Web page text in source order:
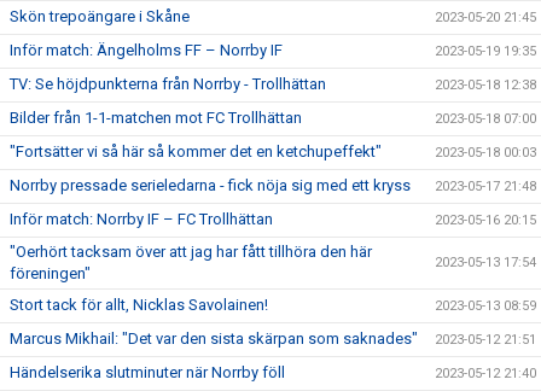
Skön trepoängare i Skåne 2023-05-20 21:45
Inför match: Ängelholms FF – Norrby IF 2023-05-19 19:35
TV: Se höjdpunkterna från Norrby - Trollhättan 2023-05-18 12:38
Bilder från 1-1-matchen mot FC Trollhättan 2023-05-18 07:00
"Fortsätter vi så här så kommer det en ketchupeffekt" 2023-05-18 00:03
Norrby pressade serieledarna - fick nöja sig med ett kryss 2023-05-17 21:48
Inför match: Norrby IF – FC Trollhättan 2023-05-16 20:15
"Oerhört tacksam över att jag har fått tillhöra den här
föreningen"
2023-05-13 17:54
Stort tack för allt, Nicklas Savolainen! 2023-05-13 08:59
Marcus Mikhail: "Det var den sista skärpan som saknades" 2023-05-12 21:51
Händelserika slutminuter när Norrby föll 2023-05-12 21:40